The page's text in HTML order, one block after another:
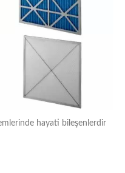
hayati bileşenlerdir